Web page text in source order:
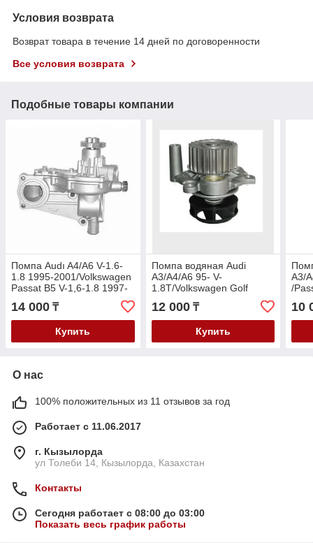
Условия возврата
Возврат товара в течение 14 дней по договоренности
Все условия возврата
Подобные товары компании
Помпа Audı A4/A6 V-1.6-
1.8 1995-2001/Volkswagen
Passat B5 V-1,6-1.8 1997-
14 000 ₸
Купить
Помпа водяная Audi
A3/A4/A6 95- V-
1.8T/Volkswagen Golf
97-/Passat B5 97- V-
1.8T/Skoda Octavia 97- V-
1.8T/Super
12 000₸
Купить
A3/
/
10
О нас
100% положительных из 11 отзывов за год
Работает с 11.06.2017
г. Кызылорда
ул Толеби 14, Кызылорда, Казахстан
Контакты
Сегодня работает с 08:00 до 03:00
Показать весь график работы